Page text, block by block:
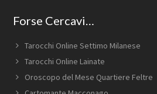
Forse Cercavi…
Tarocchi Online Settimo Milanese
Tarocchi Online Lainate
Oroscopo del Mese Quartiere Feltre